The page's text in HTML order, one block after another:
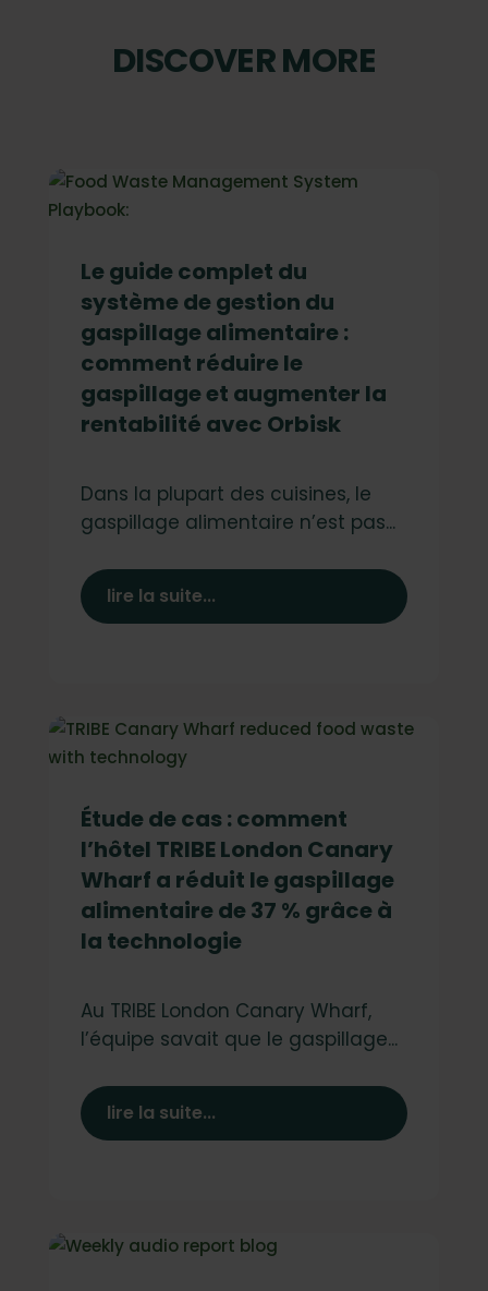
DISCOVER MORE
Le guide complet du
système de gestion du
gaspillage alimentaire :
comment réduire le
gaspillage et augmenter la
rentabilité avec Orbisk
Dans la plupart des cuisines, le
gaspillage alimentaire n’est pas...
lire la suite...
Étude de cas : comment
l’hôtel TRIBE London Canary
Wharf a réduit le gaspillage
alimentaire de 37 % grâce à
la technologie
Au TRIBE London Canary Wharf,
l’équipe savait que le gaspillage...
lire la suite...